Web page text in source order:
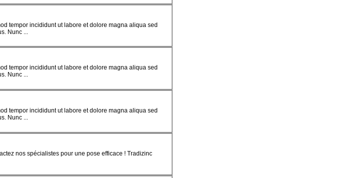
tempor incididunt ut labore et dolore magna aliqua sed
Nunc ...
tempor incididunt ut labore et dolore magna aliqua sed
Nunc ...
tempor incididunt ut labore et dolore magna aliqua sed
Nunc ...
nos spécialistes pour une pose efficace ! Tradizinc